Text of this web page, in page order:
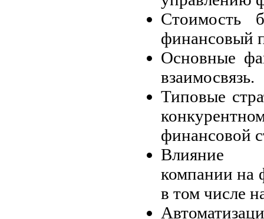
Стоимость
финансовый
Основные
взаимосвязь.
Типовые
финансовой
Влияние
компании на
в том числе